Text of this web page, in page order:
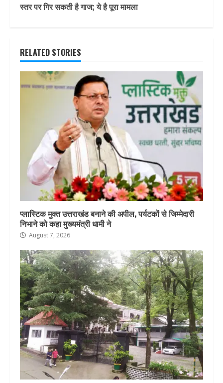
स्तर पर गिर सकती है गाज; ये है पूरा मामला
RELATED STORIES
प्लास्टिक मुक्त उत्तराखंड बनाने की अपील, पर्यटकों से जिम्मेदारी
निभाने को कहा मुख्यमंत्री धामी ने
August 7, 2026